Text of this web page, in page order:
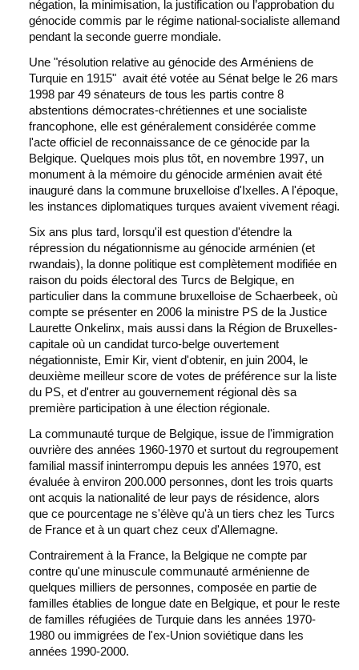
négation, la minimisation, la justification ou l’approbation du
génocide commis par le régime national-socialiste allemand
pendant la seconde guerre mondiale.
Une "résolution relative au génocide des Arméniens de
Turquie en 1915" avait été votée au Sénat belge le 26 mars
1998 par 49 sénateurs de tous les partis contre 8
abstentions démocrates-chrétiennes et une socialiste
francophone, elle est généralement considérée comme
l'acte officiel de reconnaissance de ce génocide par la
Belgique. Quelques mois plus tôt, en novembre 1997, un
monument à la mémoire du génocide arménien avait été
inauguré dans la commune bruxelloise d'Ixelles. A l'époque,
les instances diplomatiques turques avaient vivement réagi.
Six ans plus tard, lorsqu'il est question d'étendre la
répression du négationnisme au génocide arménien (et
rwandais), la donne politique est complètement modifiée en
raison du poids électoral des Turcs de Belgique, en
particulier dans la commune bruxelloise de Schaerbeek, où
compte se présenter en 2006 la ministre PS de la Justice
Laurette Onkelinx, mais aussi dans la Région de Bruxelles-
capitale où un candidat turco-belge ouvertement
négationniste, Emir Kir, vient d'obtenir, en juin 2004, le
deuxième meilleur score de votes de préférence sur la liste
du PS, et d'entrer au gouvernement régional dès sa
première participation à une élection régionale.
La communauté turque de Belgique, issue de l'immigration
ouvrière des années 1960-1970 et surtout du regroupement
familial massif ininterrompu depuis les années 1970, est
évaluée à environ 200.000 personnes, dont les trois quarts
ont acquis la nationalité de leur pays de résidence, alors
que ce pourcentage ne s'élève qu'à un tiers chez les Turcs
de France et à un quart chez ceux d'Allemagne.
Contrairement à la France, la Belgique ne compte par
contre qu'une minuscule communauté arménienne de
quelques milliers de personnes, composée en partie de
familles établies de longue date en Belgique, et pour le reste
de familles réfugiées de Turquie dans les années 1970-
1980 ou immigrées de l'ex-Union soviétique dans les
années 1990-2000.